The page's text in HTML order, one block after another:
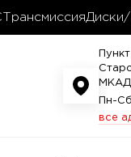
Трансмиссия
Пн-
все